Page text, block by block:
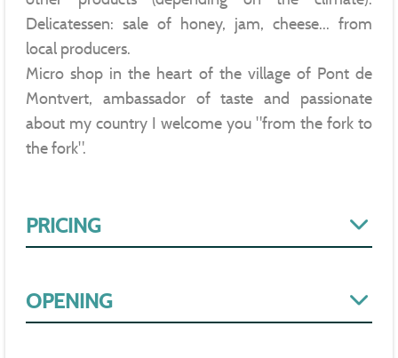
Delicatessen: sale of honey, jam, cheese... from
local producers.
Micro shop in the heart of the village of Pont de
Montvert, ambassador of taste and passionate
about my country I welcome you "from the fork to
the fork".
PRICING
OPENING